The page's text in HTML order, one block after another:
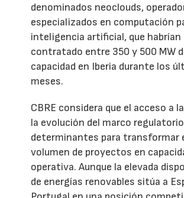
denominados neoclouds,
especializados en computación
inteligencia artificial, que habrían
contratado entre 350 y 500 MW
capacidad en Iberia durante los
meses.
CBRE considera que el acceso a
la evolución del marco
determinantes para transformar
volumen de proyectos en
operativa. Aunque la elevada
de energías renovables sitúa a